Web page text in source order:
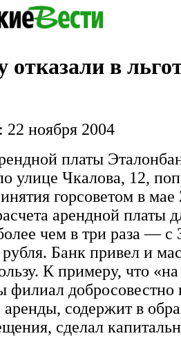
отказали в
22 ноября 2004
платы
улице Чкалова, 12,
горсоветом в мае
арендной платы
чем в три раза — с
Банк привел и
К примеру, что
филиал добросовестно
аренды, содержит в
сделал